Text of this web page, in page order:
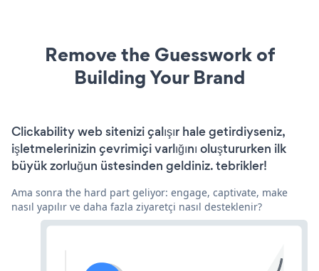
Remove the Guesswork of
Building Your Brand
Clickability web sitenizi çalışır hale getirdiyseniz,
işletmelerinizin çevrimiçi varlığını oluştururken ilk
büyük zorluğun üstesinden geldiniz. tebrikler!
Ama sonra the hard part geliyor: engage, captivate, make
nasıl yapılır ve daha fazla ziyaretçi nasıl desteklenir?